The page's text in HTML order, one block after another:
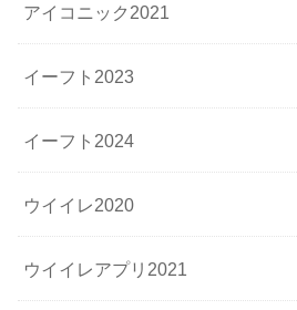
アイコニック2021
イーフト2023
イーフト2024
ウイイレ2020
ウイイレアプリ2021